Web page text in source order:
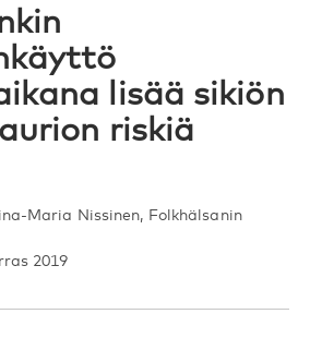
lisää sikiön
riskiä
Maria Nissinen, Folkhälsanin
2019